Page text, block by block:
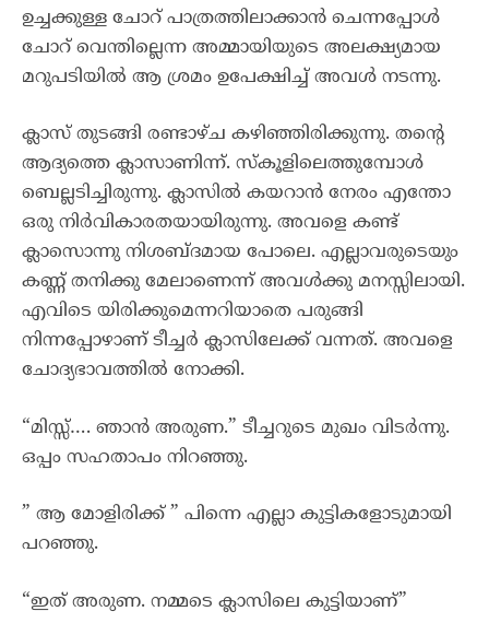
ഉച്ചക്കുള്ള ചോറ് പാത്രത്തിലാക്കാൻ ചെന്നപ്പോൾ
ചോറ് വെന്തില്ലെന്ന അമ്മായിയുടെ അലക്ഷ്യമായ
മറുപടിയിൽ ആ ശ്രമം ഉപേക്ഷിച്ച് അവൾ നടന്നു.
ക്ലാസ് തുടങ്ങി രണ്ടാഴ്ച കഴിഞ്ഞിരിക്കുന്നു. തൻ്റെ
ആദ്യത്തെ ക്ലാസാണിന്ന്. സ്കൂളിലെത്തുമ്പോൾ
ബെല്ലടിച്ചിരുന്നു. ക്ലാസിൽ കയറാൻ നേരം എന്തോ
ഒരു നിർവികാരതയായിരുന്നു. അവളെ കണ്ട്
ക്ലാസൊന്നു നിശബ്ദമായ പോലെ. എല്ലാവരുടെയും
കണ്ണ് തനിക്കു മേലാണെന്ന് അവൾക്കു മനസ്സിലായി.
എവിടെ യിരിക്കുമെന്നറിയാതെ പരുങ്ങി
നിന്നപ്പോഴാണ് ടീച്ചർ ക്ലാസിലേക്ക് വന്നത്. അവളെ
ചോദ്യഭാവത്തിൽ നോക്കി.
“മിസ്സ്…. ഞാൻ അരുണ.” ടീച്ചറുടെ മുഖം വിടർന്നു.
ഒപ്പം സഹതാപം നിറഞ്ഞു.
” ആ മോളിരിക്ക് ” പിന്നെ എല്ലാ കുട്ടികളോടുമായി
പറഞ്ഞു.
“ഇത് അരുണ. നമ്മടെ ക്ലാസിലെ കുട്ടിയാണ്”